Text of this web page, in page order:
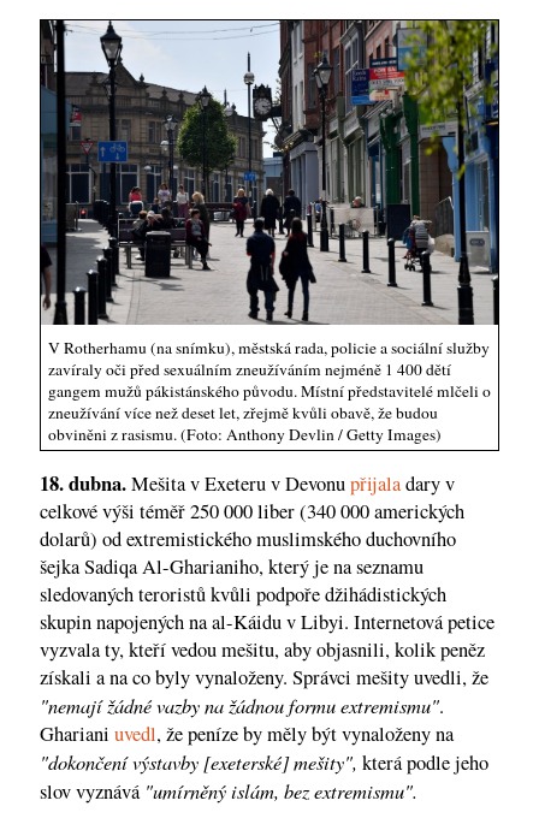
V Rotherhamu (na snímku), městská rada, policie a sociální služby
zavíraly oči před sexuálním zneužíváním nejméně 1 400 dětí
gangem mužů pákistánského původu. Místní představitelé mlčeli o
zneužívání více než deset let, zřejmě kvůli obavě, že budou
obviněni z rasismu. (Foto: Anthony Devlin / Getty Images)
18. dubna.Mešita v Exeteru v Devonupřijaladary v
celkové výši téměř 250 000 liber (340 000 amerických
dolarů) od extremistického muslimského duchovního
šejka Sadiqa Al-Gharianiho, který je na seznamu
sledovaných teroristů kvůli podpoře džihádistických
skupin napojených na al-Káidu v Libyi. Internetová petice
vyzvala ty, kteří vedou mešitu, aby objasnili, kolik peněz
získali a na co byly vynaloženy. Správci mešity uvedli, že
"nemají žádné vazby na žádnou formu extremismu".
Ghariani uvedl, že peníze by měly být vynaloženy na
"dokončení výstavby [exeterské] mešity", která podle jeho
slov vyznává "umírněný islám, bez extremismu".